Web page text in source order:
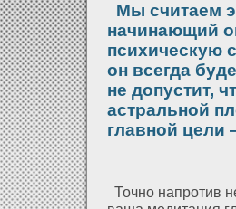
Мы считаем
начинающий
психическую
он всегда
не допустит,
астральной
главной цели
Точно напрοтив